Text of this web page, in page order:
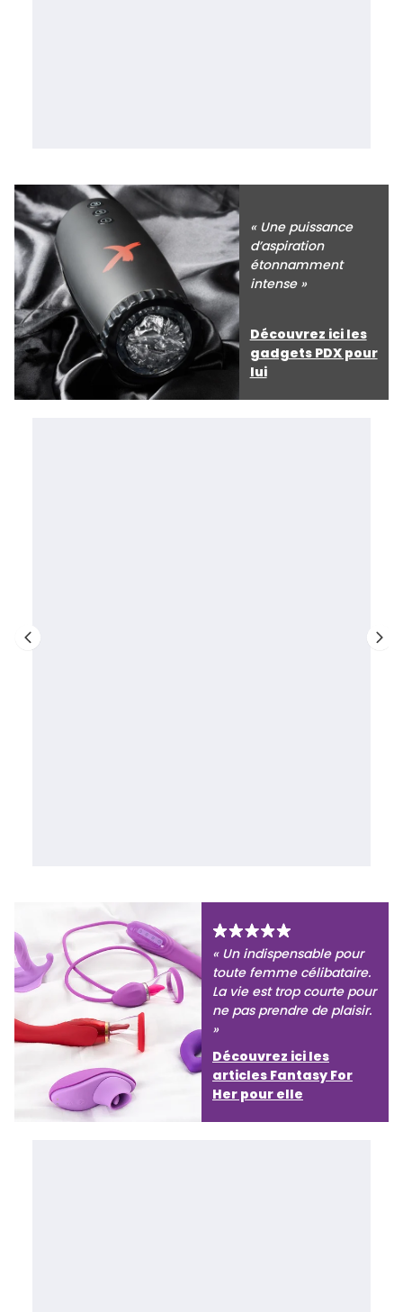
« Une puissance
d’aspiration
étonnamment
intense »
Découvrez ici les
gadgets PDX pour
lui
« Un indispensable pour
toute femme célibataire.
La vie est trop courte pour
ne pas prendre de plaisir.
»
Découvrez ici les
articles Fantasy For
Her pour elle